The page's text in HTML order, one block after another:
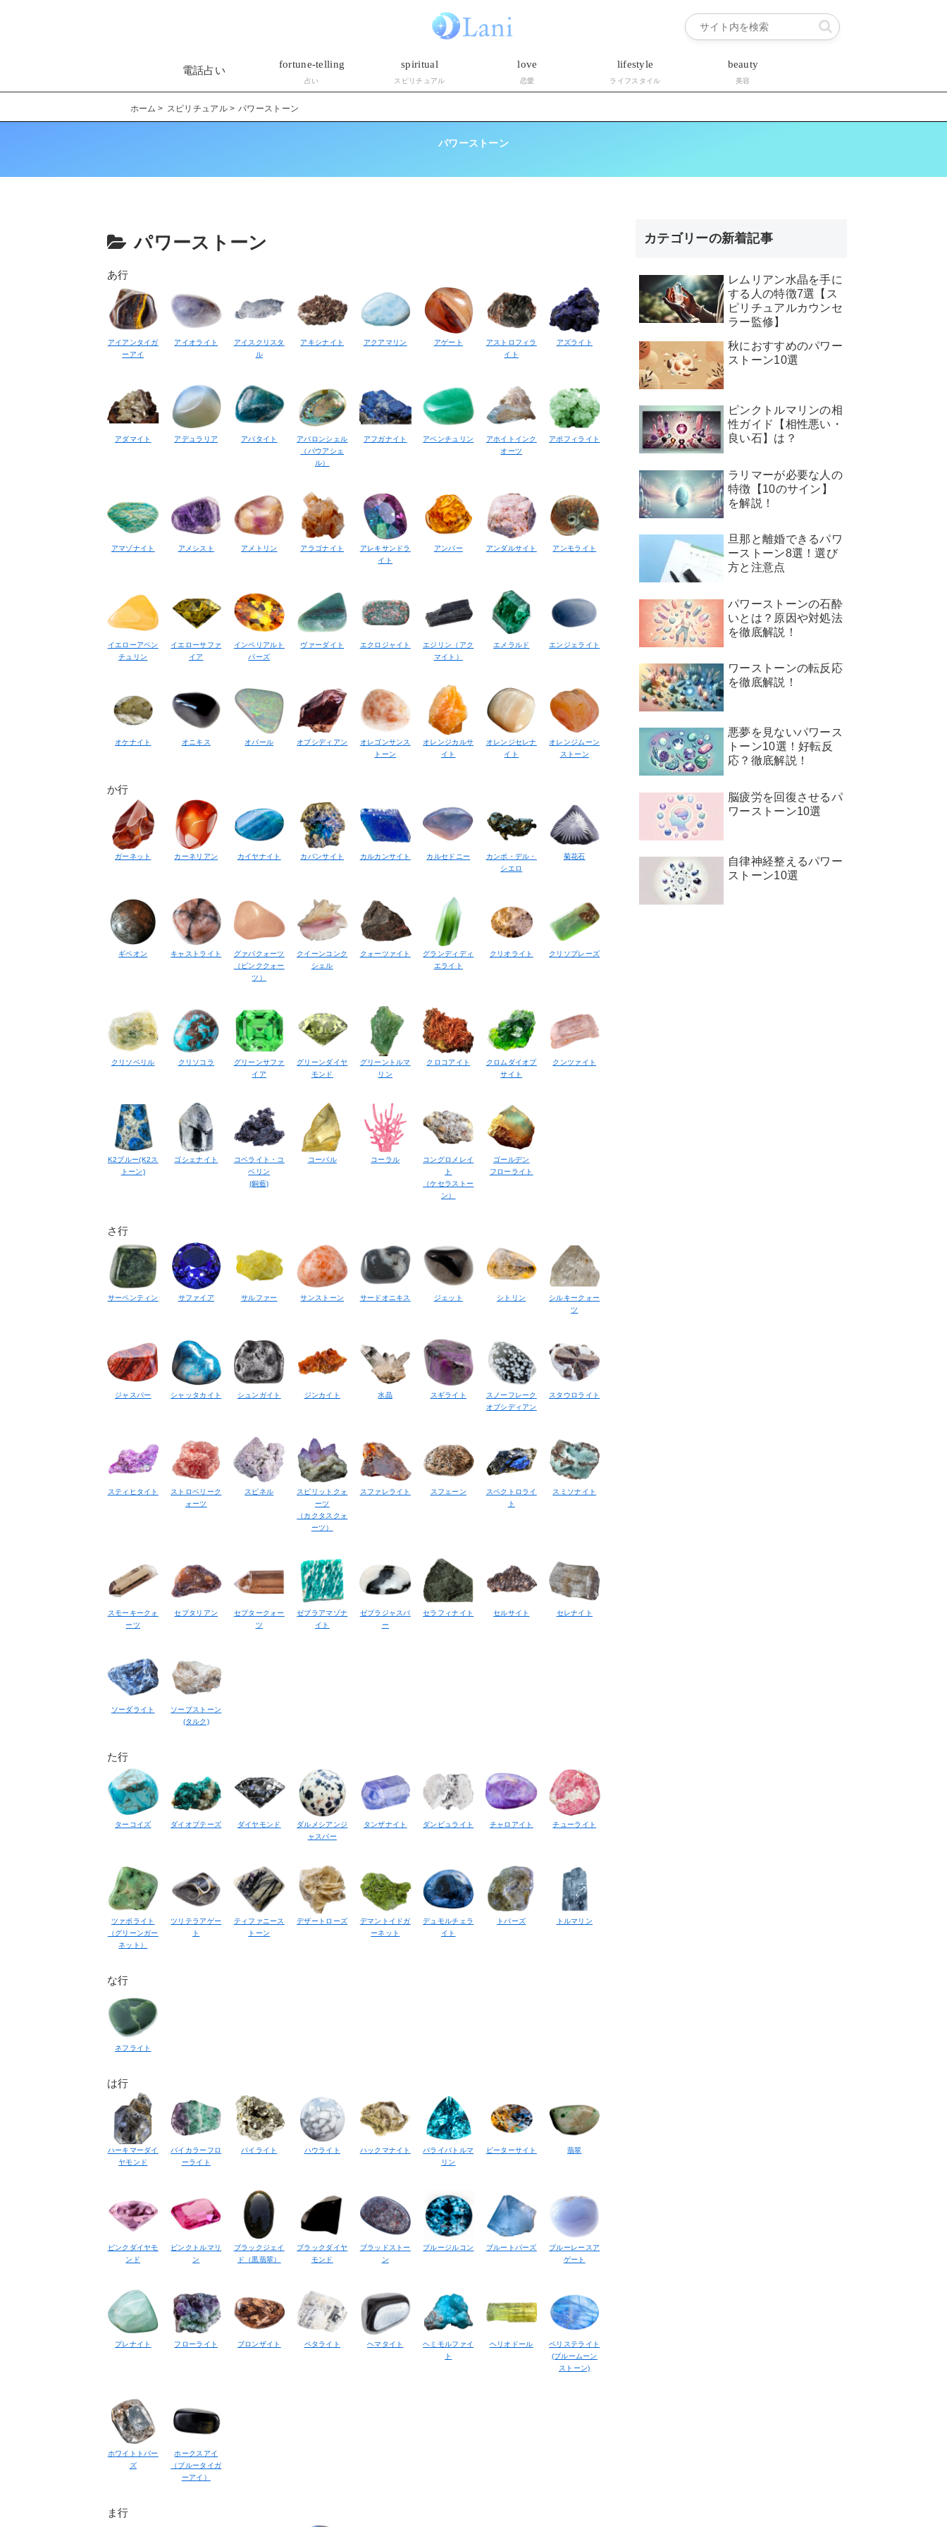
電話占い
fortune-telling
占い
spiritual
スピリチュアル
love
恋愛
lifestyle
ライフスタイル
beauty
美容
ホーム スピリチュアル パワーストーン
パワーストーン
パワーストーン
あ行
アイアンタイガ
ーアイ
アイオライト
アイスクリスタ
ル
アキシナイト アクアマリン アゲート
アストロフィラ
イト
アズライト
アダマイト アデュラリア アパタイト
アバロンシェル
（パウアシェ
ル）
アフガナイト アベンチュリン
アホイトインク
オーツ
アポフィライト
アマゾナイト アメシスト アメトリン アラゴナイト
アレキサンドラ
イト
アンバー アンダルサイト アンモライト
イエローアベン
チュリン
イエローサファ
イア
インペリアルト
パーズ
ヴァーダイト エクロジャイト
エジリン（アク
マイト）
エメラルド エンジェライト
オケナイト オニキス オパール オブシディアン
オレゴンサンス
トーン
オレンジカルサ
イト
オレンジセレナ
イト
オレンジムーン
ストーン
か行
ガーネット カーネリアン カイヤナイト カバンサイト カルカンサイト カルセドニー
カンポ・デル・
シエロ
菊花石
ギベオン キャストライト
グァバクォーツ
（ピンククォー
ツ）
クイーンコンク
シェル
クォーツァイト
グランディディ
エライト
クリオライト クリソプレーズ
クリソベリル クリソコラ
グリーンサファ
イア
グリーンダイヤ
モンド
グリーントルマ
リン
クロコアイト
クロムダイオプ
サイト
クンツァイト
K2ブルー(K2ス
トーン)
ゴシェナイト
コベライト・コ
ベリン
(銅藍)
コーパル コーラル
コングロメレイ
ト
（ケセラストー
ン）
ゴールデン
フローライト
さ行
サーペンティン サファイア サルファー サンストーン サードオニキス ジェット シトリン
シルキークォー
ツ
ジャスパー シャッタカイト シュンガイト ジンカイト 水晶 スギライト
スノーフレーク
オブシディアン
スタウロライト
スティヒタイト
ストロベリーク
ォーツ
スピネル
スピリットクォ
ーツ
（カクタスクォ
ーツ）
スファレライト スフェーン
スペクトロライ
ト
スミソナイト
スモーキークォ
ーツ
セプタリアン
セプタークォー
ツ
ゼブラアマゾナ
イト
ゼブラジャスパ
ー
セラフィナイト セルサイト セレナイト
ソーダライト
ソープストーン
(タルク)
た行
ターコイズ ダイオプテーズ ダイヤモンド
ダルメシアンジ
ャスパー
タンザナイト ダンビュライト チャロアイト チューライト
ツァボライト
（グリーンガー
ネット）
ツリテラアゲー
ト
ティファニース
トーン
デザートローズ
デマントイドガ
ーネット
デュモルチェラ
イト
トパーズ トルマリン
な行
ネフライト
は行
ハーキマーダイ
ヤモンド
バイカラーフロ
ーライト
パイライト ハウライト ハックマナイト
パライバトルマ
リン
ピーターサイト 翡翠
ピンクダイヤモ
ンド
ピンクトルマリ
ン
ブラックジェイ
ド（黒翡翠）
ブラックダイヤ
モンド
ブラッドストー
ン
ブルージルコン ブルートパーズ
ブルーレースア
ゲート
プレナイト フローライト ブロンザイト ペタライト ヘマタイト
ヘミモルファイ
ト
ヘリオドール
ペリステライト
(ブルームーン
ストーン)
ホワイトトパー
ズ
ホークスアイ
（ブルータイガ
ーアイ）
ま行
カテゴリーの新着記事
レムリアン水晶を手に
する人の特徴7選【ス
ピリチュアルカウンセ
ラー監修】
秋におすすめのパワー
ストーン10選
ピンクトルマリンの相
性ガイド【相性悪い・
良い石】は？
ラリマーが必要な人の
特徴【10のサイン】
を解説！
旦那と離婚できるパワ
ーストーン8選！選び
方と注意点
パワーストーンの石酔
いとは？原因や対処法
を徹底解説！
ワーストーンの転反応
を徹底解説！
悪夢を見ないパワース
トーン10選！好転反
応？徹底解説！
脳疲労を回復させるパ
ワーストーン10選
自律神経整えるパワー
ストーン10選